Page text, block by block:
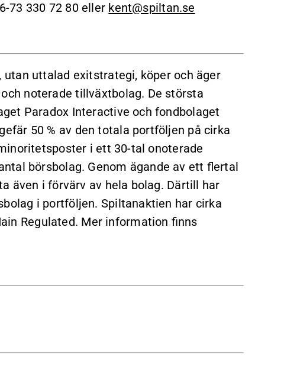
73 330 72 80 eller kent@spiltan.se
uttalad exitstrategi, köper och äger
noterade tillväxtbolag. De största
Paradox Interactive och fondbolaget
50 % av den totala portföljen på cirka
i ett 30-tal onoterade
börsbolag. Genom ägande av ett flertal
även i förvärv av hela bolag. Därtill har
i portföljen. Spiltanaktien har cirka
Regulated. Mer information finns